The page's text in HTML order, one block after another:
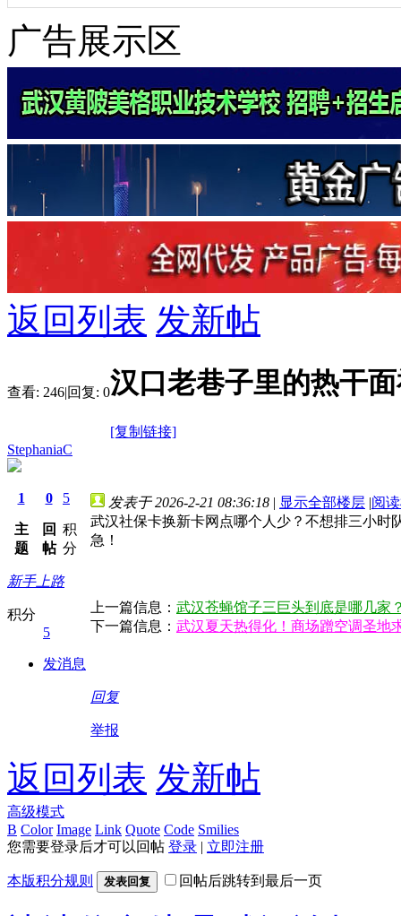
广告展示区
返回列表 发新帖
查看: 246|回复: 0汉口老巷子里的热干
[复制链接]
StephaniaC
1
主
题
0
回
帖
5
积
分
新手上路
积分
5
发消息
发表于 2026-2-21 08:36:18 | 显示全部楼层 |阅
武汉社保卡换新卡网点哪个人少？不想排三小时
急！
上一篇信息： 武汉苍蝇馆子三巨头到底是哪几家
下一篇信息： 武汉夏天热得化！商场蹭空调圣地
回复
举报
返回列表 发新帖
高级模式
B Color Image Link Quote Code Smilies
您需要登录后才可以回帖 登录 | 立即注册
本版积分规则 发表回复 回帖后跳转到最后一页